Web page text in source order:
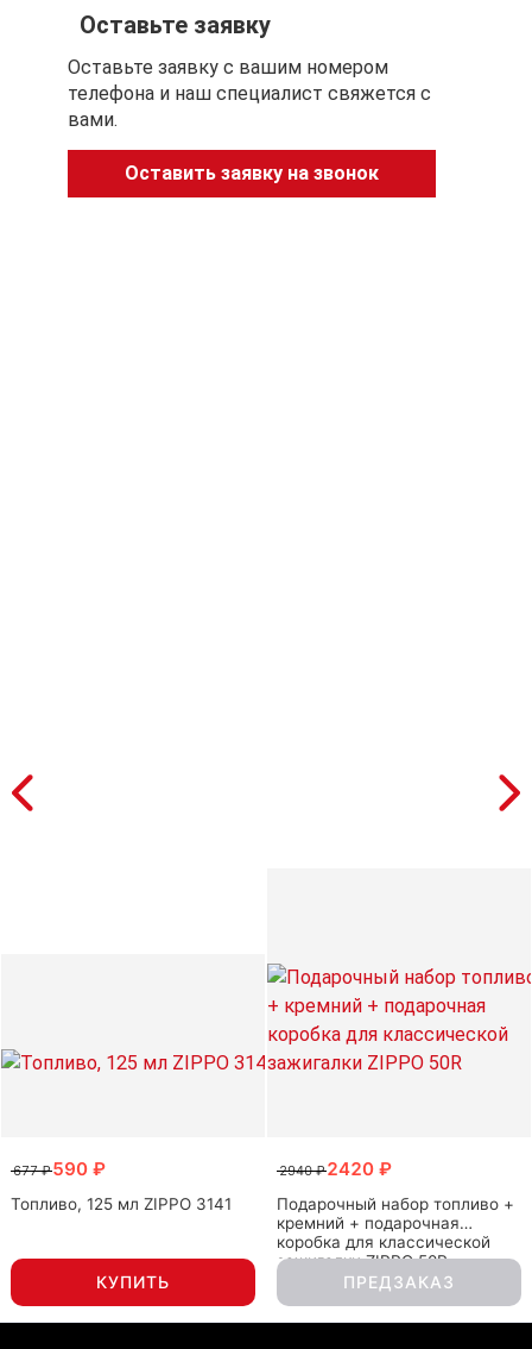
Оставьте заявку
Оставьте заявку с вашим номером
телефона и наш специалист свяжется с
вами.
Оставить заявку на звонок
677 ₽590 ₽
Топливо, 125 мл ZIPPO 3141
КУПИТЬ
2940 ₽2420 ₽
Подарочный набор топливо +
кремний + подарочная
коробка для классической
зажигалки ZIPPO 50R
ПРЕДЗАКАЗ